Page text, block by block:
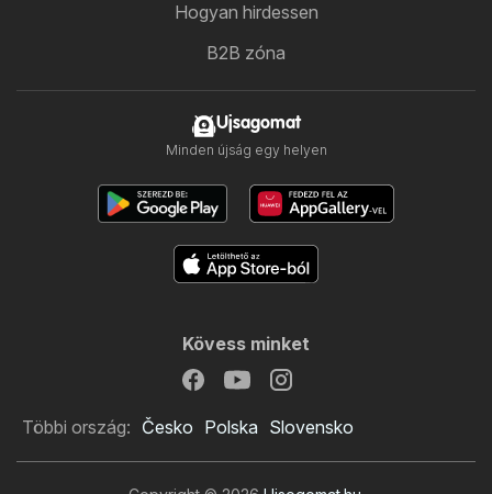
Hogyan hirdessen
B2B zóna
Ujsagomat
Minden újság egy helyen
Kövess minket
Többi ország: Česko Polska Slovensko